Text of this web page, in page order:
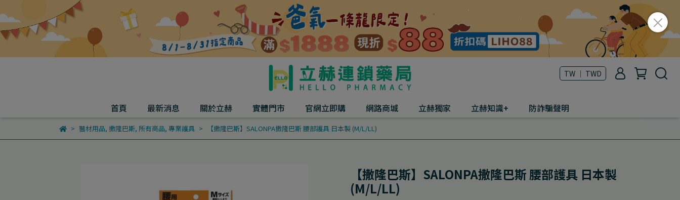
TW ｜ TWD
首頁 最新消息 關於立赫 實體門市 官網立即購 網路商城 立赫獨家 立赫知識+ 防詐騙聲明
醫材用品, 撒隆巴斯, 所有商品, 專業護具 【撒隆巴斯】SALONPA撒隆巴斯 腰部護具 日本製 (M/L/LL)
【撒隆巴斯】SALONPA撒隆巴斯 腰部護具 日本製
(M/L/LL)